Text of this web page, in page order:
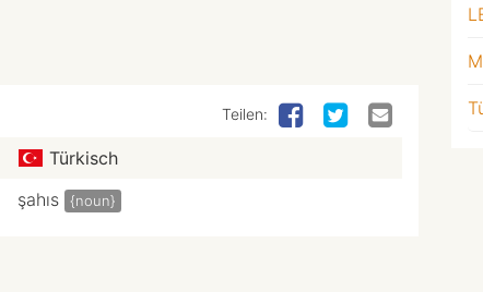
Teilen:
Türkisch
şahıs {noun}